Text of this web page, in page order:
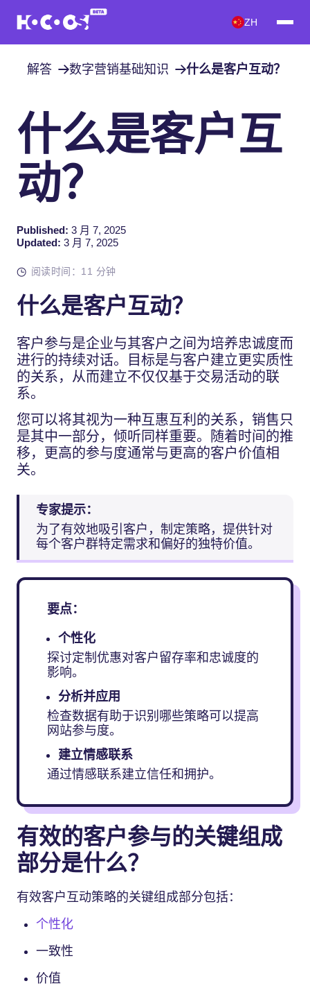
ZH
解答 数字营销基础知识 什么是客户互动？
什么是客户互
动？
Published: 3 月 7, 2025
Updated: 3 月 7, 2025
阅读时间：11 分钟
什么是客户互动？
客户参与是企业与其客户之间为培养忠诚度而
进行的持续对话。目标是与客户建立更实质性
的关系，从而建立不仅仅基于交易活动的联
系。
您可以将其视为一种互惠互利的关系，销售只
是其中一部分，倾听同样重要。随着时间的推
移，更高的参与度通常与更高的客户价值相
关。
专家提示：
为了有效地吸引客户，制定策略，提供针对
每个客户群特定需求和偏好的独特价值。
要点：
个性化
探讨定制优惠对客户留存率和忠诚度的
影响。
分析并应用
检查数据有助于识别哪些策略可以提高
网站参与度。
建立情感联系
通过情感联系建立信任和拥护。
有效的客户参与的关键组成
部分是什么？
有效客户互动策略的关键组成部分包括：
个性化
一致性
价值